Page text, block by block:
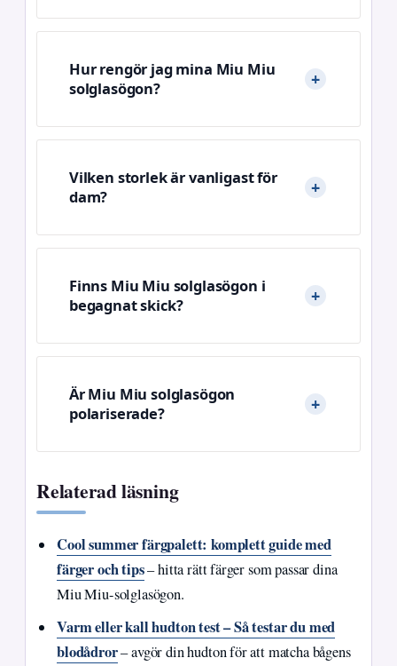
Hur rengör jag mina Miu Miu
solglasögon?
Vilken storlek är vanligast för
dam?
Finns Miu Miu solglasögon i
begagnat skick?
Är Miu Miu solglasögon
polariserade?
Relaterad läsning
Cool summer färgpalett: komplett guide med
färger och tips– hitta rätt färger som passar dina
Miu Miu-solglasögon.
Varm eller kall hudton test – Så testar du med
blodådror– avgör din hudton för att matcha bågens